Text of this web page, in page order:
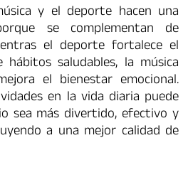
y el deporte hacen una
se complementan de
el deporte fortalece el
saludables, la música
el bienestar emocional.
en la vida diaria puede
sea más divertido, efectivo y
a una mejor calidad de